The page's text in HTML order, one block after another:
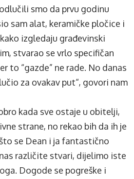
smo da prvu godinu
sam alat, keramičke pločice i
izgledaju građevinski
stvarao se vrlo specifičan
to “gazde” ne rade. No danas
za ovakav put“, govori nam
kada sve ostaje u obitelji,
strane, no rekao bih da ih je
se Dean i ja fantastično
različite stvari, dijelimo iste
Dogode se pogreške i